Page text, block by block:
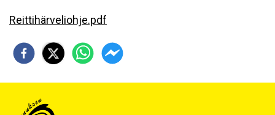
Reittihärveliohje.pdf